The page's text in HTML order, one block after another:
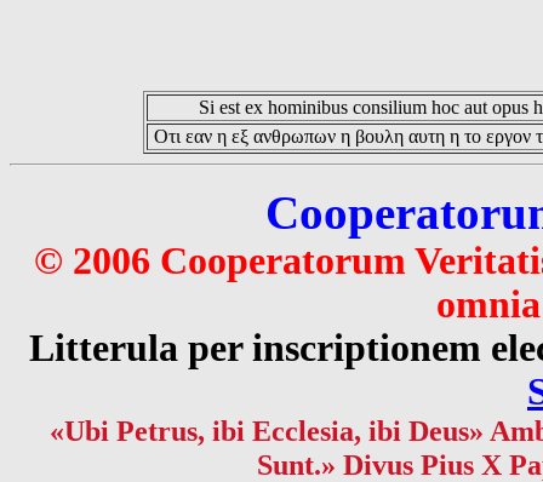
Si est ex hominibus consilium hoc aut opus
Οτι εαν η εξ ανθρωπων η βουλη αυτη η το εργον
© 2006 Cooperatorum
Litterula per inscriptionem
«Ubi Petrus, ibi Ecclesia, ibi Deus»
Sunt.» Divus Pius X